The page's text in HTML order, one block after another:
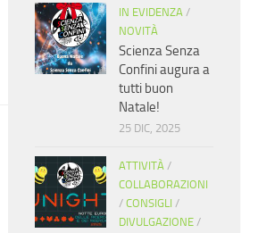
IN EVIDENZA /
NOVITÀ
Scienza Senza
Confini augura a
tutti buon
Natale!
25 DIC, 2025
ATTIVITÀ /
COLLABORAZIONI
/ CONSIGLI /
DIVULGAZIONE /